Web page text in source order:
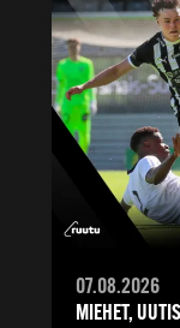
07.08.2026
MIEHET,